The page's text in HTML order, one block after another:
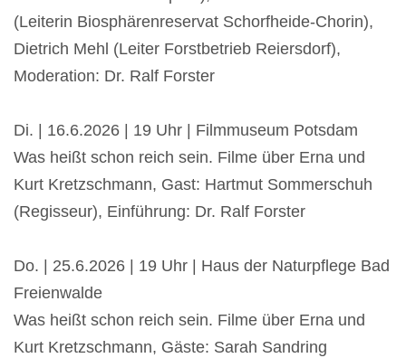
(Leiterin Biosphärenreservat Schorfheide-Chorin),
Dietrich Mehl (Leiter Forstbetrieb Reiersdorf),
Moderation: Dr. Ralf Forster
Di. | 16.6.2026 | 19 Uhr | Filmmuseum Potsdam
Was heißt schon reich sein. Filme über Erna und
Kurt Kretzschmann, Gast: Hartmut Sommerschuh
(Regisseur), Einführung: Dr. Ralf Forster
Do. | 25.6.2026 | 19 Uhr | Haus der Naturpflege Bad
Freienwalde
Was heißt schon reich sein. Filme über Erna und
Kurt Kretzschmann, Gäste: Sarah Sandring